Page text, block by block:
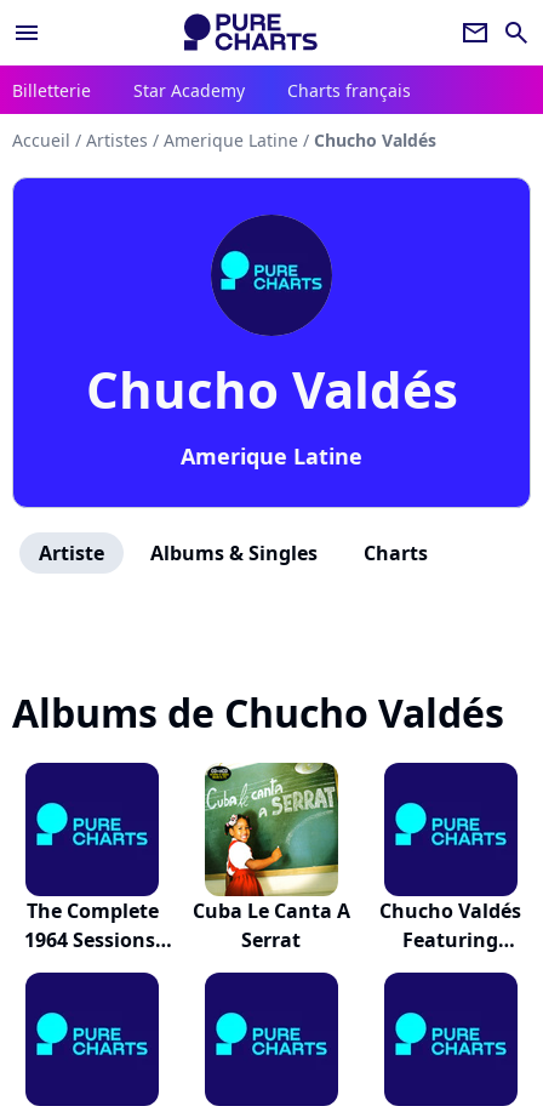
menu newsletter search
Billetterie Star Academy Charts français
Accueil / Artistes / Amerique Latine / Chucho Valdés
Chucho Valdés
Amerique Latine
Artiste Albums & Singles Charts
Albums de Chucho Valdés
The Complete
1964 Sessions.
I...
Cuba Le Canta A
Serrat
Chucho Valdés
Featuring
Cachaíto